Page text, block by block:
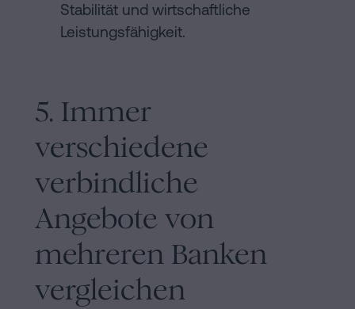
Stabilität und wirtschaftliche
Leistungsfähigkeit.
5. Immer
verschiedene
verbindliche
Angebote von
mehreren Banken
vergleichen